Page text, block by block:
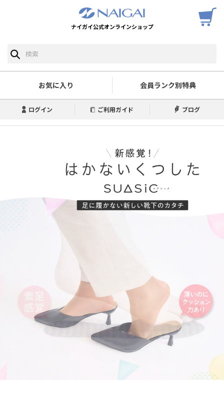
ナイガイ公式オンラインショップ
お気に入り 会員ランク別特典
ログイン ご利用ガイド ブログ